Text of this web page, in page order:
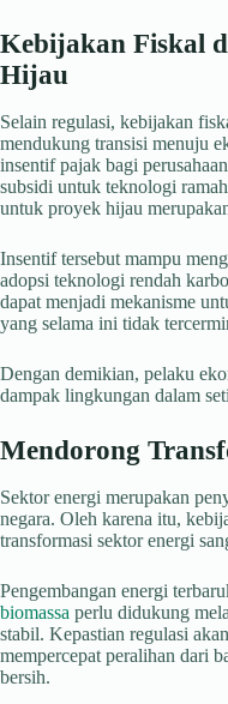
Kebijakan Fiskal
Hijau
Selain regulasi, kebijakan
mendukung transisi menuju
insentif pajak bagi
subsidi untuk teknologi
untuk proyek hijau
Insentif tersebut mampu
adopsi teknologi rendah
dapat menjadi mekanisme
yang selama ini tidak
Dengan demikian, pelaku
dampak lingkungan dalam
Mendorong
Sektor energi merupakan
negara. Oleh karena itu,
transformasi sektor energi
Pengembangan energi
biomassa perlu didukung
stabil. Kepastian regulasi
mempercepat peralihan dari
bersih.